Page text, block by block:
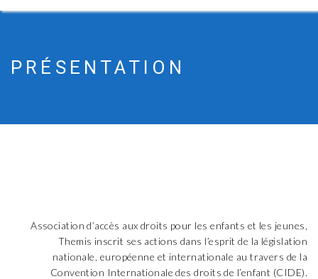
PRÉSENTATION
Association d’accès aux droits pour les enfants et les jeunes,
Themis inscrit ses actions dans l’esprit de la législation
nationale, européenne et internationale au travers de la
Convention Internationale des droits de l’enfant (CIDE).